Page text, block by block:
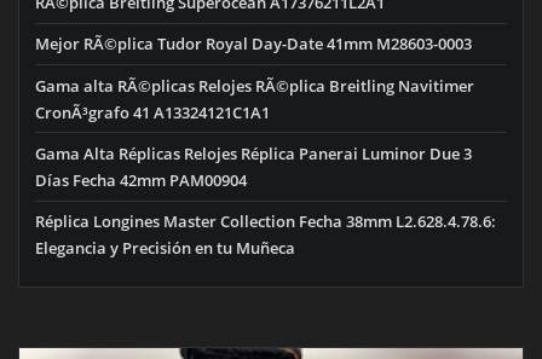
Mejor RÃ©plica Tudor Royal Day-Date 41mm M28603-0003
Gama alta RÃ©plicas Relojes RÃ©plica Breitling Navitimer
CronÃ³grafo 41 A13324121C1A1
Gama Alta Réplicas Relojes Réplica Panerai Luminor Due 3
Días Fecha 42mm PAM00904
Réplica Longines Master Collection Fecha 38mm L2.628.4.78.6:
Elegancia y Precisión en tu Muñeca